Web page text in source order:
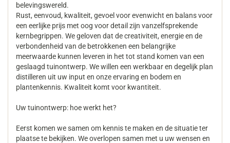
belevingswereld.
Rust, eenvoud, kwaliteit, gevoel voor evenwicht en balans voor
een eerlijke prijs met oog voor detail zijn vanzelfsprekende
kernbegrippen. We geloven dat de creativiteit, energie en de
verbondenheid van de betrokkenen een belangrijke
meerwaarde kunnen leveren in het tot stand komen van een
geslaagd tuinontwerp. We willen een werkbaar en degelijk plan
distilleren uit uw input en onze ervaring en bodem en
plantenkennis. Kwaliteit komt voor kwantiteit.
Uw tuinontwerp: hoe werkt het?
Eerst komen we samen om kennis te maken en de situatie ter
plaatse te bekijken. We overlopen samen met u uw wensen en